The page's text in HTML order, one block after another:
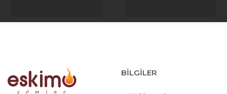
BİLGİLER